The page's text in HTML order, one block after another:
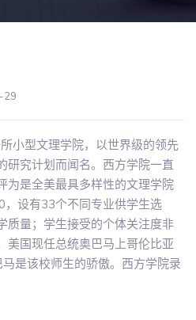
29
小型文理学院，以世界级的领先
研究计划而闻名。西方学院一直
为是全美最具多样性的文理学院
设有33个不同专业供学生选
质量；学生接受的个体关注度非
美国现任总统奥巴马上哥伦比亚
是该校师生的骄傲。西方学院录